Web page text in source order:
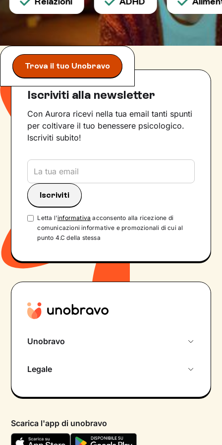
Trova il tuo Unobravo
Iscriviti alla newsletter
Con Aurora ricevi nella tua email tanti spunti
per coltivare il tuo benessere psicologico.
Iscriviti subito!
Letta l'informativa acconsento alla ricezione di
comunicazioni informative e promozionali di cui al
punto 4.C della stessa
Unobravo
Psicologo in chat
Aiuto urgente
Legale
Termini e condizioni
Scarica l'app di unobravo